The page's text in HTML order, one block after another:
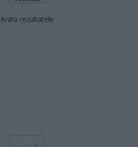
Arată rezultatele